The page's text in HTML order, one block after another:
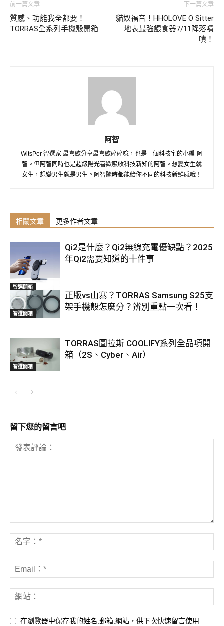
前一篇文章
質感、功能我全都要！
TORRAS全系列手機殼開箱
下一篇文章
貓奴福音！HHOLOVE O Sitter
地表最強餵食器7/11降落嘖
嘖！
阿智
WitsPer 智選家 最喜歡分享最喜歡碎碎唸，也是一個科技宅的小編-阿
智。但阿智同時也是超級陽光喜歡吸收科技新知的阿智。想變女生就
女生，想變男生就是男生。阿智隨時都能給你不同的科技新鮮感哦！
相關文章 更多作者文章
智選開箱
Qi2是什麼？Qi2無線充電優缺點？2025
年Qi2需要知道的十件事
智選開箱
正版vs山寨？TORRAS Samsung S25支
架手機殼怎麼分？辨別重點一次看！
智選開箱
TORRAS圖拉斯 COOLIFY系列全品項開
箱（2S、Cyber、Air）
留下您的留言吧
在瀏覽器中保存我的姓名,郵箱,網站，供下次快速留言使用